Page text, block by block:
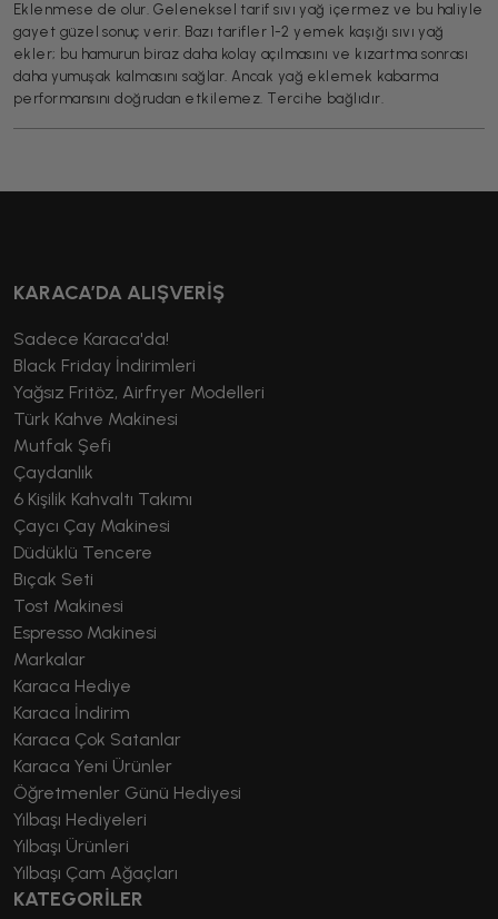
Eklenmese de olur. Geleneksel tarif sıvı yağ içermez ve bu haliyle
gayet güzel sonuç verir. Bazı tarifler 1-2 yemek kaşığı sıvı yağ
ekler; bu hamurun biraz daha kolay açılmasını ve kızartma sonrası
daha yumuşak kalmasını sağlar. Ancak yağ eklemek kabarma
performansını doğrudan etkilemez. Tercihe bağlıdır.
KARACA’DA ALIŞVERİŞ
Sadece Karaca'da!
Black Friday İndirimleri
Yağsız Fritöz, Airfryer Modelleri
Türk Kahve Makinesi
Mutfak Şefi
Çaydanlık
6 Kişilik Kahvaltı Takımı
Çaycı Çay Makinesi
Düdüklü Tencere
Bıçak Seti
Tost Makinesi
Espresso Makinesi
Markalar
Karaca Hediye
Karaca İndirim
Karaca Çok Satanlar
Karaca Yeni Ürünler
Öğretmenler Günü Hediyesi
Yılbaşı Hediyeleri
Yılbaşı Ürünleri
Yılbaşı Çam Ağaçları
KATEGORİLER